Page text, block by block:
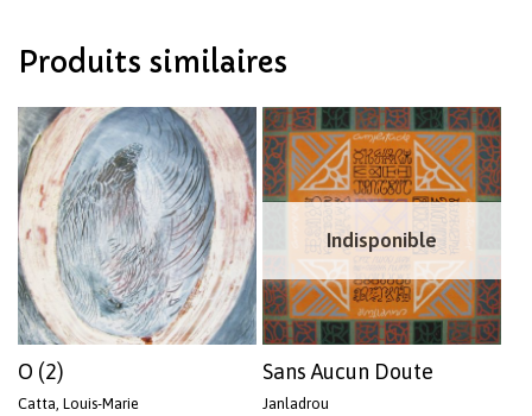
Produits similaires
O (2)
Catta, Louis-Marie
Indisponible
Sans Aucun Doute
Janladrou